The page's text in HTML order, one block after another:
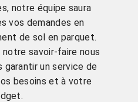
notre équipe saura
vos demandes en
de sol en parquet.
savoir-faire nous
un service de
besoins et à votre